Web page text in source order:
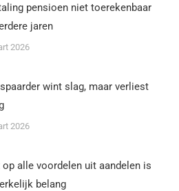
pensioen niet toerekenbaar
jaren
2026
wint slag, maar verliest
2026
op alle voordelen uit aandelen is
belang